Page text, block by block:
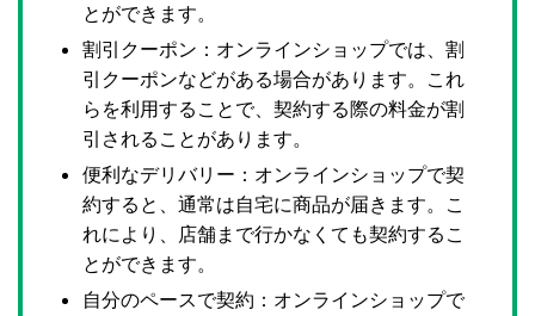
とができます。
割引クーポン：オンラインショップでは、割
引クーポンなどがある場合があります。これ
らを利用することで、契約する際の料金が割
引されることがあります。
便利なデリバリー：オンラインショップで契
約すると、通常は自宅に商品が届きます。こ
れにより、店舗まで行かなくても契約するこ
とができます。
自分のペースで契約：オンラインショップで